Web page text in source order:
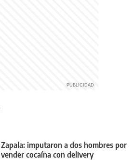
Zapala: imputaron a dos hombres por
vender cocaína con delivery